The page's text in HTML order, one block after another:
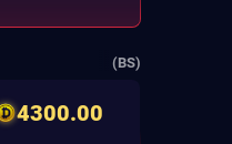
(BS)
4300.00